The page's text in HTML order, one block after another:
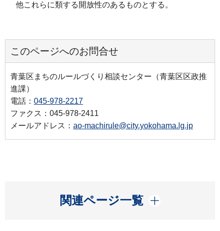
他これらに類する開放性のあるものとする。
このページへのお問合せ
青葉区まちのルールづくり相談センター（青葉区区政推
進課）
電話： 045-978-2217
ファクス：045-978-2411
メールアドレス： ao-machirule@city.yokohama.lg.jp
関連ページ一覧
開く